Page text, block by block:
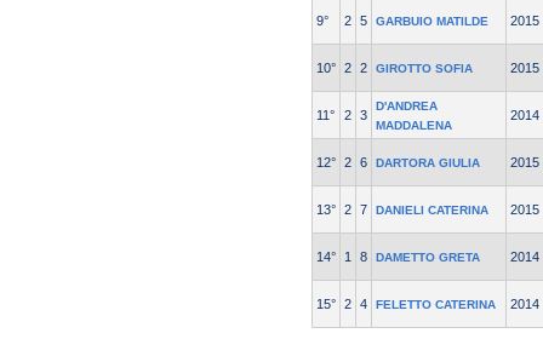
9° 2 5 GARBUIO MATILDE 2015
10° 2 2 GIROTTO SOFIA 2015
11° 2 3
D'ANDREA
MADDALENA
2014
12° 2 6 DARTORA GIULIA 2015
13° 2 7 DANIELI CATERINA 2015
14° 1 8 DAMETTO GRETA 2014
15° 2 4 FELETTO CATERINA 2014